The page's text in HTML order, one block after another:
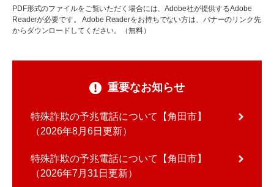
PDF形式のファイルをご覧いただく場合には、Adobe社が提供するAdobe
Readerが必要です。
Adobe Readerをお持ちでない方は、バナーのリンク先
からダウンロードしてください。（無料）
重要なお知らせ
特殊詐欺の予兆電話について【角田市】
2026年8月6日更新
特殊詐欺の予兆電話について【角田市】
2026年7月31日更新